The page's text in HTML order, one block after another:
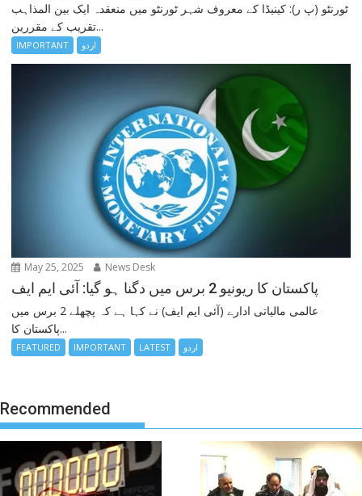
ٹورنٹو (پ ر): کینیڈا کے معروف شہر ٹورنٹو میں منعقدہ ایک بین المذاہب
تقریب کے مقررین...
IMPORTANT اردو
May 25, 2025 News Desk
پاکستان کا ریونیو 2 برس میں دگنا ہو گیا: آئی ایم ایف
عالمی مالیاتی ادارے (آئی ایم ایف) نے کہا ہے کہ پچھلے 2 برس میں
پاکستان کا...
FEATURED IMPORTANT LATEST اردو
Recommended